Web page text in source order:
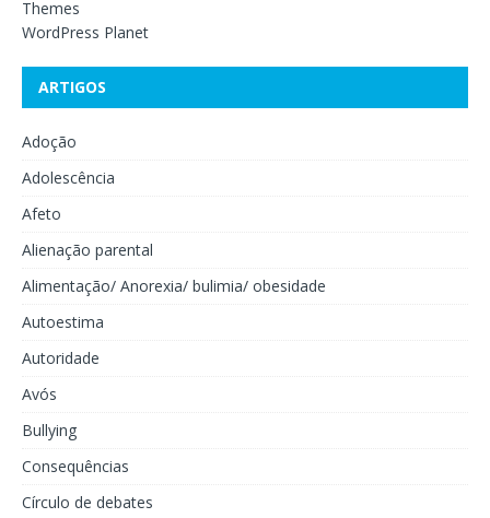
Themes
WordPress Planet
ARTIGOS
Adoção
Adolescência
Afeto
Alienação parental
Alimentação/ Anorexia/ bulimia/ obesidade
Autoestima
Autoridade
Avós
Bullying
Consequências
Círculo de debates